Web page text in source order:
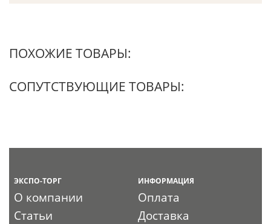
ПОХОЖИЕ ТОВАРЫ:
СОПУТСТВУЮЩИЕ ТОВАРЫ:
ЭКСПО-ТОРГ
О компании
Статьи
ИНФОРМАЦИЯ
Оплата
Доставка